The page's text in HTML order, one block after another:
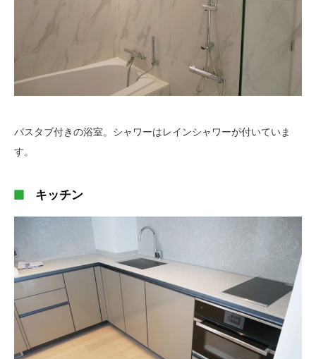
バスタブ付きの浴室。シャワーはレインシャワーが付いていま
す。
キッチン